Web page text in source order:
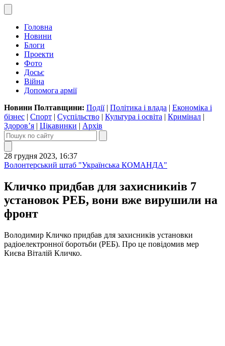
Головна
Новини
Блоги
Проекти
Фото
Досьє
Війна
Допомога армії
Новини Полтавщини: Події| Політика і влада | Економіка і
бізнес | Спорт | Суспільство | Культура і освіта | Кримінал |
Здоров’я | Цікавинки | Архів
28 грудня 2023, 16:37
Волонтерський штаб "Українська КОМАНДА"
Кличко придбав для захисникиів 7
установок РЕБ, вони вже вирушили на
фронт
Володимир Кличко придбав для захисників установки
радіоелектронної боротьби (РЕБ). Про це повідомив мер
Києва Віталій Кличко.